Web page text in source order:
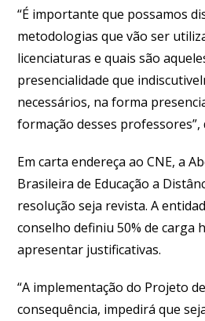
“É importante que possamos
metodologias que vão ser
licenciaturas e quais são
presencialidade que
necessários, na forma
formação desses professores”,
Em carta endereça ao CNE, a
Brasileira de Educação a
resolução seja revista. A
conselho definiu 50% de carga
apresentar justificativas.
“A implementação do Projeto
consequência, impedirá que